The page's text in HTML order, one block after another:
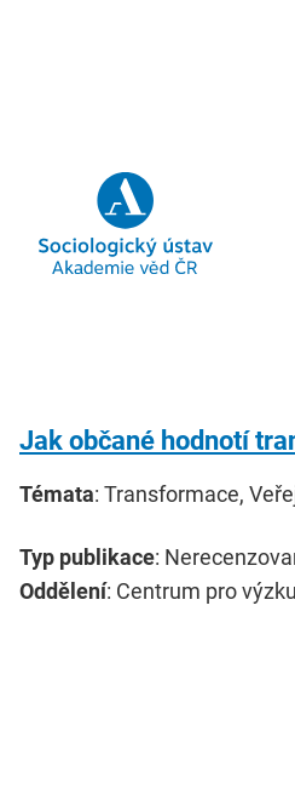
Jak občané hodnotí
Témata: Transformace,
Typ publikace:
Oddělení: Centrum pro